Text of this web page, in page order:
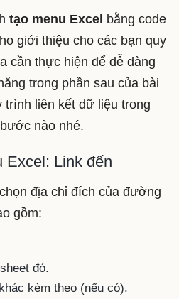
tạo menu Excel bằng code
giới thiệu cho các bạn quy
cần thực hiện để dễ dàng
trong phần sau của bài
trình liên kết dữ liệu trong
nào nhé.
Excel: Link đến
địa chỉ đích của đường
gồm:
đó.
kèm theo (nếu có).